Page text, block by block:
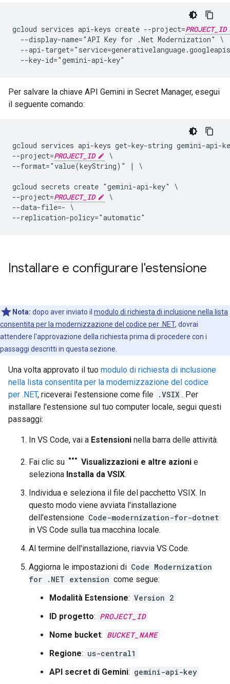
gcloud services api-keys create --project=PROJECT_ID
  --display-name="API Key for .Net Modernization" \
--api-
Per salvare la chiave API Gemini in Secret Manager, esegui
il seguente comando:
gcloud services api-keys get-key-string gemini-api-
--project=PROJECT_ID
\
--format="value(keyString)" | \
gcloud secrets create "gemini-api-key" \
--project=PROJECT_ID
\
--data-file=- \
Installare e configurare l'estensione
Nota: dopo aver inviato il modulo di richiesta di inclusione nella lista
consentita per la modernizzazione del codice per .NET, dovrai
attendere l'approvazione della richiesta prima di procedere con i
passaggi descritti in questa sezione.
Una volta approvato il tuo modulo di richiesta di inclusione
nella lista consentita per la modernizzazione del codice
per .NET, riceverai l'estensione come file .VSIX . Per
installare l'estensione sul tuo computer locale, segui questi
passaggi:
In VS Code, vai a Estensioni nella barra delle attività.
Fai clic su more_horiz Visualizzazioni e altre azioni e
seleziona Installa da VSIX.
Individua e seleziona il file del pacchetto VSIX. In
questo modo viene avviata l'installazione
dell'estensione Code-modernization-for-dotnet
in VS Code sulla tua macchina locale.
Al termine dell'installazione, riavvia VS Code.
Aggiorna le impostazioni di Code Modernization
for .NET extension come segue:
Modalità Estensione: Version 2
ID progetto: PROJECT_ID
Nome bucket: BUCKET_NAME
Regione: us-central1
API secret di Gemini: gemini-api-key